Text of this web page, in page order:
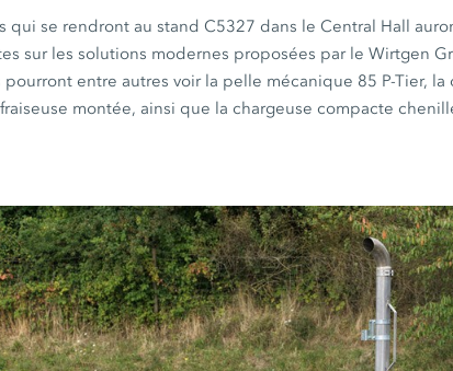
qui se rendront au stand C5327 dans le Central Hall
sur les solutions modernes proposées par le Wirtgen
entre autres voir la pelle mécanique 85 P-Tier, la
montée, ainsi que la chargeuse compacte